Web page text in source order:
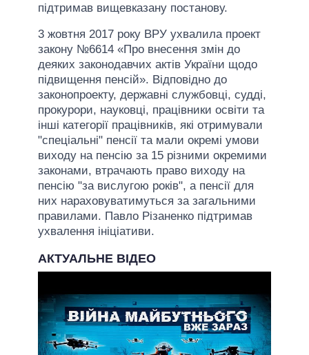
підтримав вищевказану постанову.
3 жовтня 2017 року ВРУ ухвалила проект
закону №6614 «Про внесення змін до
деяких законодавчих актів України щодо
підвищення пенсій». Відповідно до
законопроекту, державні службовці, судді,
прокурори, науковці, працівники освіти та
інші категорії працівників, які отримували
"спеціальні" пенсії та мали окремі умови
виходу на пенсію за 15 різними окремими
законами, втрачають право виходу на
пенсію "за вислугою років", а пенсії для
них нараховуватимуться за загальними
правилами. Павло Різаненко підтримав
ухвалення ініціативи.
АКТУАЛЬНЕ ВІДЕО